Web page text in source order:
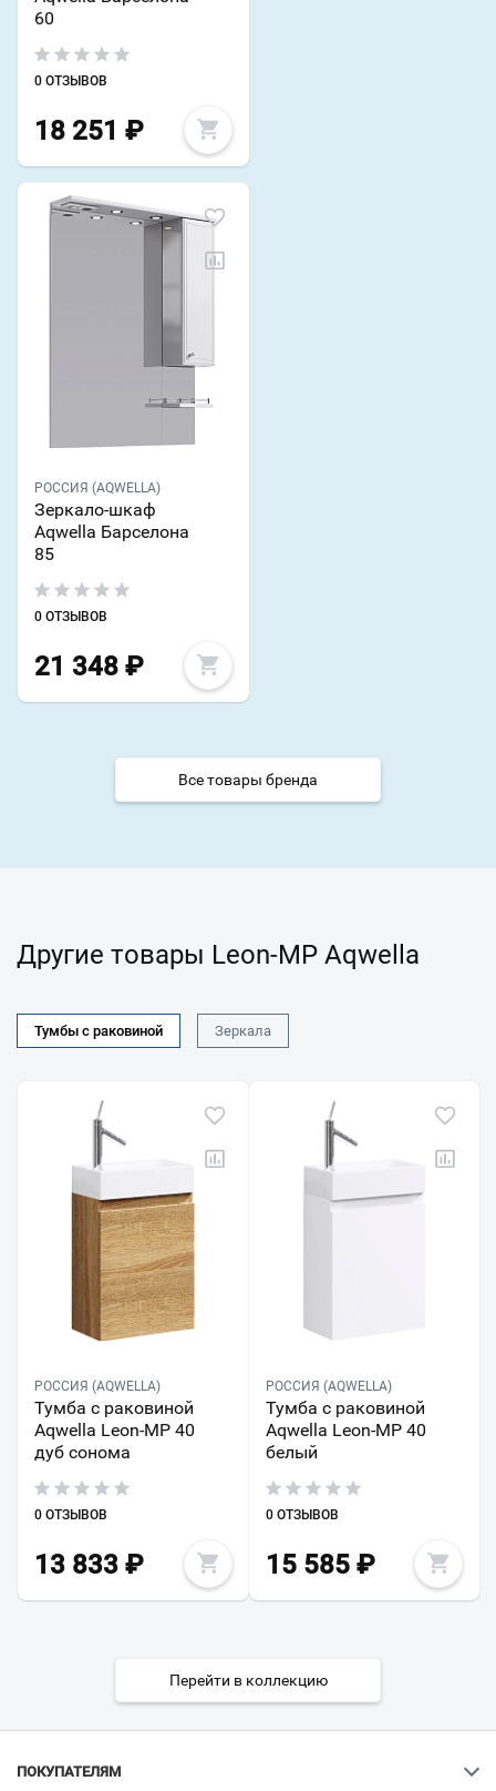
60
0 ОТЗЫВОВ
18 251 ₽
РОССИЯ (AQWELLA)
Зеркало-шкаф
Aqwella Барселона
85
0 ОТЗЫВОВ
21 348 ₽
Все товары бренда
Другие товары Leon-MP Aqwella
Тумбы с раковиной Зеркала
РОССИЯ (AQWELLA)
Тумба с раковиной
Aqwella Leon-MP 40
дуб сонома
0 ОТЗЫВОВ
13 833 ₽
РОССИЯ (AQWELLA)
Тумба с раковиной
Aqwella Leon-MP 40
белый
0 ОТЗЫВОВ
15 585₽
Перейти в коллекцию
ПОКУПАТЕЛЯМ